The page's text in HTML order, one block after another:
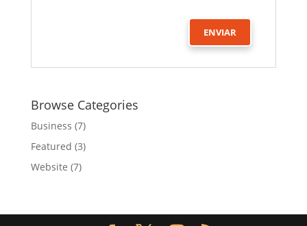
Browse Categories
Business (7)
Featured (3)
Website (7)